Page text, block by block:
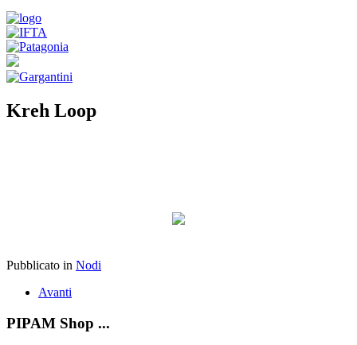
Kreh Loop
Pubblicato in Nodi
Avanti
PIPAM Shop ...